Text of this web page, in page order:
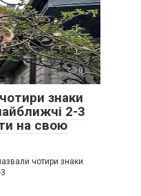
0
знаки
2-3
на свою
чотири знаки